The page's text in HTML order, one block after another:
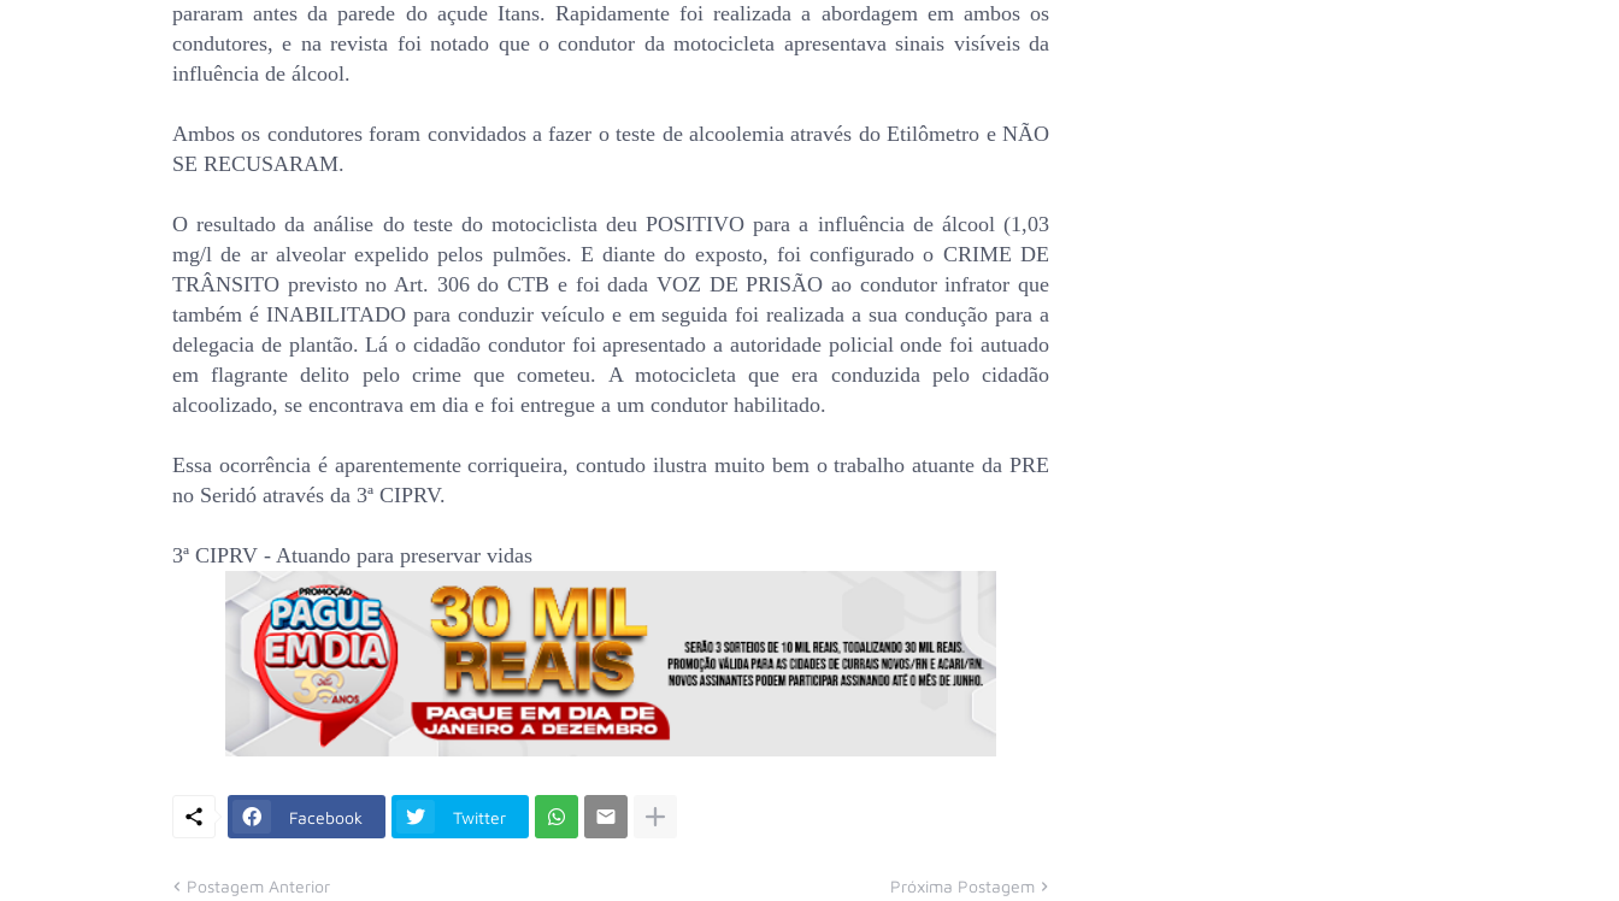
pararam antes da parede do açude Itans. Rapidamente foi realizada a abordagem em ambos os
condutores, e na revista foi notado que o condutor da motocicleta apresentava sinais visíveis da
influência de álcool.
Ambos os condutores foram convidados a fazer o teste de alcoolemia através do Etilômetro e NÃO
SE RECUSARAM.
O resultado da análise do teste do motociclista deu POSITIVO para a influência de álcool (1,03
mg/l de ar alveolar expelido pelos pulmões. E diante do exposto, foi configurado o CRIME DE
TRÂNSITO previsto no Art. 306 do CTB e foi dada VOZ DE PRISÃO ao condutor infrator que
também é INABILITADO para conduzir veículo e em seguida foi realizada a sua condução para a
delegacia de plantão. Lá o cidadão condutor foi apresentado a autoridade policial onde foi autuado
em flagrante delito pelo crime que cometeu. A motocicleta que era conduzida pelo cidadão
alcoolizado, se encontrava em dia e foi entregue a um condutor habilitado.
Essa ocorrência é aparentemente corriqueira, contudo ilustra muito bem o trabalho atuante da PRE
no Seridó através da 3ª CIPRV.
3ª CIPRV - Atuando para preservar vidas
Facebook Twitter
Postagem Anterior Próxima Postagem